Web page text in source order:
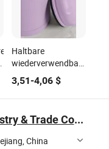
Haltbare
wiederverwendbare
leichte Edelstahl-
Wasserflasche für
das Training
3,51-4,06$
Yongkang Vision Industry & Trade Co., Ltd
China